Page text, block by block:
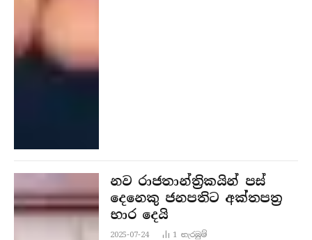
නව රාජතාන්ත්‍රිකයින් පස්
දෙනෙකු ජනපතිට අක්තපත්‍ර
භාර දෙයි
2025-07-24 1නැරඹු​ම්